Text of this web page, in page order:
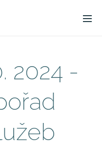
2024 -